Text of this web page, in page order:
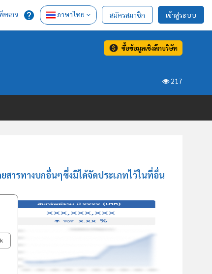
คเกจ ภาษาไทย สมัครสมาชิก เข้าสู่ระบบ
ซื้อข้อมูลเชิงลึกบริษัท
217
สารทางบกอื่นๆซึ่งมิได้จัดประเภทไว้ในที่อื่น